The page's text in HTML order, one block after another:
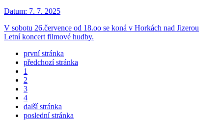
Datum: 7. 7. 2025
V sobotu 26.července od 18.oo se koná v Horkách nad Jizerou
Letní koncert filmové hudby.
první stránka
předchozí stránka
1
2
3
4
další stránka
poslední stránka